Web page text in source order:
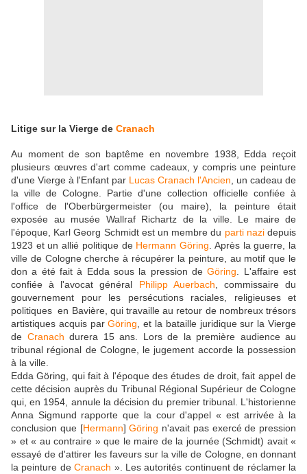
Litige sur la Vierge de Cranach
Au moment de son baptême en novembre 1938, Edda reçoit
plusieurs œuvres d'art comme cadeaux, y compris une peinture
d'une Vierge à l'Enfant par Lucas Cranach l'Ancien, un cadeau de
la ville de Cologne. Partie d'une collection officielle confiée à
l'office de l'Oberbürgermeister (ou maire), la peinture était
exposée au musée Wallraf Richartz de la ville. Le maire de
l'époque, Karl Georg Schmidt est un membre du parti nazidepuis
1923 et un allié politique de Hermann Göring. Après la guerre, la
ville de Cologne cherche à récupérer la peinture, au motif que le
don a été fait à Edda sous la pression deGöring. L'affaire est
confiée à l'avocat général Philipp Auerbach, commissaire du
gouvernement pour les persécutions raciales, religieuses et
politiques en Bavière, qui travaille au retour de nombreux trésors
artistiques acquis parGöring, et la bataille juridique sur la Vierge
de Cranach durera 15 ans. Lors de la première audience au
tribunal régional de Cologne, le jugement accorde la possession
à la ville.
Edda Göring, qui fait à l'époque des études de droit, fait appel de
cette décision auprès du Tribunal Régional Supérieur de Cologne
qui, en 1954, annule la décision du premier tribunal. L'historienne
Anna Sigmund rapporte que la cour d'appel « est arrivée à la
conclusion que [Hermann]Göring n'avait pas exercé de pression
» et « au contraire » que le maire de la journée (Schmidt) avait «
essayé de d'attirer les faveurs sur la ville de Cologne, en donnant
la peinture deCranach ». Les autorités continuent de réclamer la